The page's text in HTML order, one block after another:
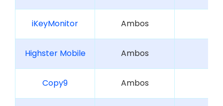
iKeyMonitor Ambos
Highster Mobile Ambos
Copy9 Ambos